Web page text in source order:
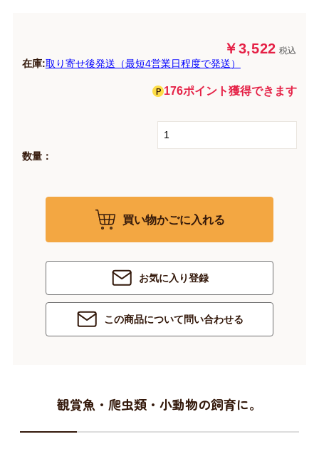
￥3,522 税込
在庫:取り寄せ後発送（最短4営業日程度で発送）
176ポイント獲得できます
数量：
買い物かごに入れる
お気に入り登録
この商品について問い合わせる
観賞魚・爬虫類・小動物の飼育に。